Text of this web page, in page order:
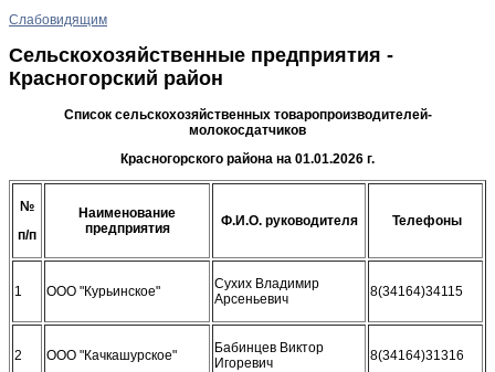
Слабовидящим
Сельскохозяйственные предприятия -
Красногорский район
Список сельскохозяйственных товаропроизводителей-
молокосдатчиков
Красногорского района на 01.01.2026 г.
№
п/п
Наименование
предприятия
Ф.И.О. руководителя Телефоны
1 ООО "Курьинское"
Сухих Владимир
Арсеньевич
8(34164)34115
2 ООО "Качкашурское"
Бабинцев Виктор
Игоревич
8(34164)31316